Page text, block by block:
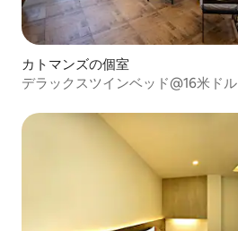
カトマンズの個室
デラックスツインベッド@16米ドル